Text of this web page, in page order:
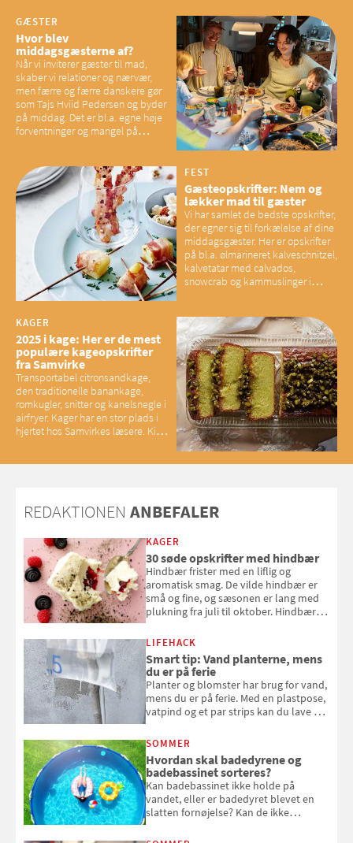
GÆSTER
Hvor blev
middagsgæsterne af?
Når vi inviterer gæster til mad,
skaber vi relationer og nærvær,
men færre og færre danskere gør
som Tajs Hviid Pedersen og byder
på middag. Det er bl.a. egne høje
forventninger og mangel på
have konsekvenser for vores
sociale fællesskaber
FEST
Gæsteopskrifter: Nem og
lækker mad til gæster
Vi har samlet de bedste opskrifter,
der egner sig til forkælelse af dine
middagsgæster. Her er opskrifter
på bl.a. ølmarineret kalveschnitzel,
kalvetatar med calvados,
snowcrab og kammuslinger i
KAGER
2025 i kage: Her er de mest
populære kageopskrifter
fra Samvirke
Transportabel citronsandkage,
den traditionelle banankage,
romkugler, snitter og kanelsnegle i
airfryer. Kager har en stor plads i
hjertet hos Samvirkes læsere. Kig
REDAKTIONEN ANBEFALER
KAGER
30 søde opskrifter med hindbær
Hindbær frister med en liflig og
aromatisk smag. De vilde hindbær er
små og fine, og sæsonen er lang med
plukning fra juli til oktober. Hindbær
kan bruge dine hindbær i alt fra
bagværk og salater til is og syltning.
LIFEHACK
Smart tip: Vand planterne, mens
du er på ferie
Planter og blomster har brug for vand,
mens du er på ferie. Med en plastpose,
vatpind og et par strips kan du lave dit
at bede naboen om at vande eller
komme hjem til døde planter
SOMMER
Hvordan skal badedyrene og
badebassinet sorteres?
Kan badebassinet ikke holde på
vandet, eller er badedyret blevet en
slatten fornøjelse? Kan de ikke
opmærksom, når du smider